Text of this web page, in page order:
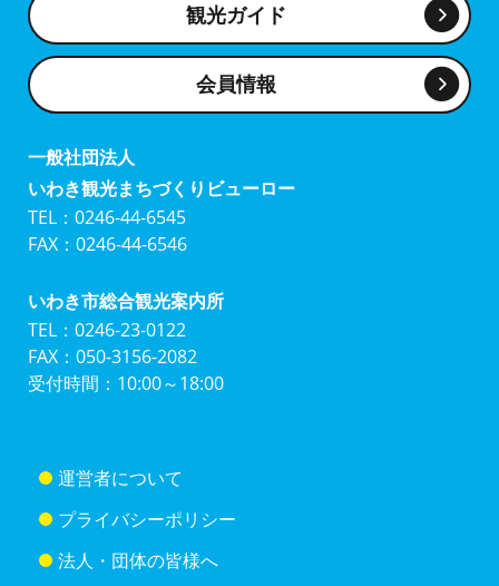
観光ガイド
会員情報
一般社団法人
いわき観光まちづくりビューロー
TEL：0246-44-6545
FAX：0246-44-6546
いわき市総合観光案内所
TEL：0246-23-0122
FAX：050-3156-2082
受付時間：10:00～18:00
運営者について
プライバシーポリシー
法人・団体の皆様へ